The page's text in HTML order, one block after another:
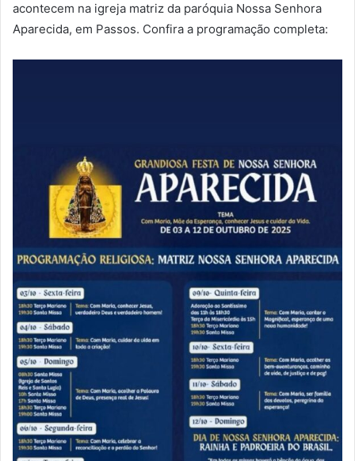
acontecem na igreja matriz da paróquia Nossa Senhora
Aparecida, em Passos. Confira a programação completa: